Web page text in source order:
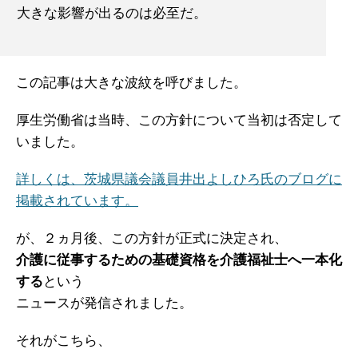
大きな影響が出るのは必至だ。
この記事は大きな波紋を呼びました。
厚生労働省は当時、この方針について当初は否定して
いました。
詳しくは、茨城県議会議員井出よしひろ氏のブログに
掲載されています。
が、２ヵ月後、この方針が正式に決定され、
介護に従事するための基礎資格を介護福祉士へ一本化
する という
ニュースが発信されました。
それがこちら、